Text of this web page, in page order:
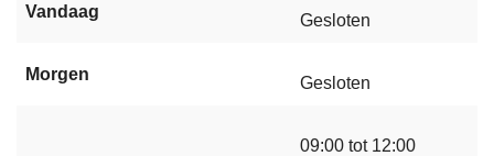
Vandaag Gesloten
Morgen Gesloten
09:00 tot 12:00